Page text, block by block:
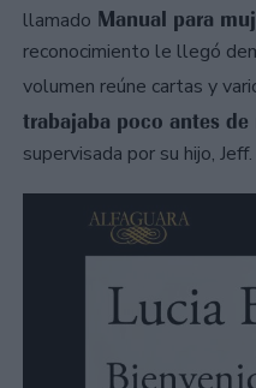
llamado Manual para
reconocimiento le llegó
volumen reúne cartas y
trabajaba poco antes
supervisada por su hijo, Jeff.